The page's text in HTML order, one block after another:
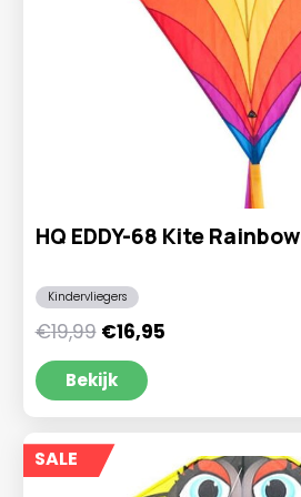
HQ EDDY-68 Kite Rainbow
Kindervliegers
€19,99 Oorspronkelijke
prijs
was:
€19,99.
€16,95Huidige
Bekijk
SALE